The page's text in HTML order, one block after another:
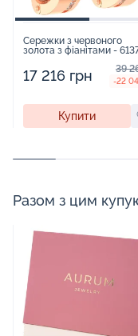
Сережки з червоного
золота з фіанітами -
17 216 грн 39
-22
Купити
Разом з цим